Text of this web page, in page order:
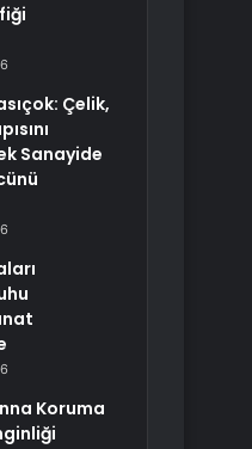
Çelik,
Sanayide
Koruma